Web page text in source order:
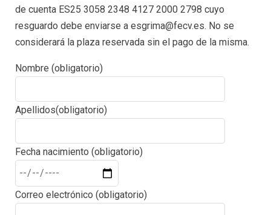
de cuenta ES25 3058 2348 4127 2000 2798 cuyo
resguardo debe enviarse a esgrima@fecv.es. No se
considerará la plaza reservada sin el pago de la misma.
Nombre (obligatorio)
Apellidos(obligatorio)
Fecha nacimiento (obligatorio)
Correo electrónico (obligatorio)